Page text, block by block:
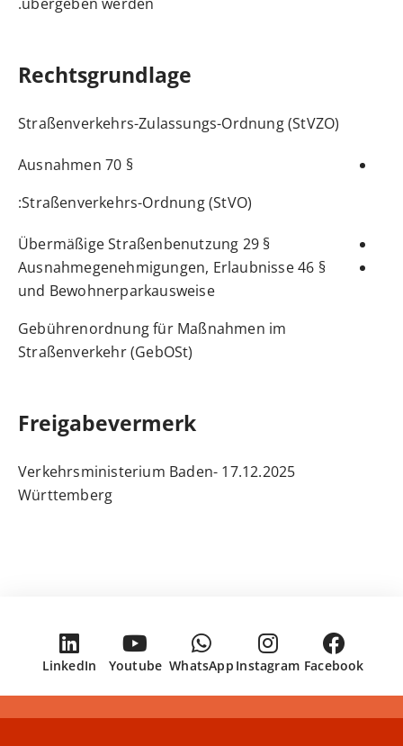
Rechtsgrundlage
Straßenverkehrs-Zulassungs-Ordnung (StVZO)
§ 70 Ausnahmen
Straßenverkehrs-Ordnung (StVO):
§ 29 Übermäßige Straßenbenutzung
§ 46 Ausnahmegenehmigungen, Erlaubnisse
und Bewohnerparkausweise
Gebührenordnung für Maßnahmen im
Straßenverkehr (GebOSt)
Freigabevermerk
17.12.2025 Verkehrsministerium Baden-
Württemberg
Facebook
Instagram
WhatsApp
Youtube
LinkedIn